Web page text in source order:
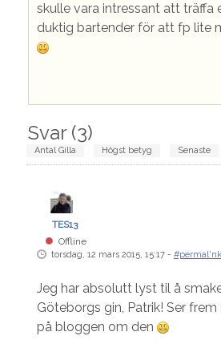
skulle vara intressant att träffa
duktig bartender för att fp lite
Svar (3)
Antal Gilla Högst betyg Senaste
TES13
Offline
torsdag, 12 mars 2015, 15:17 - #permal'nk
Jeg har absolutt lyst til å
Göteborgs gin, Patrik! Ser frem
på bloggen om den